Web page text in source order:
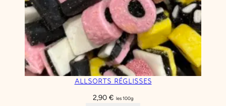
ALLSORTS RÉGLISSES
2,90 € les 100g